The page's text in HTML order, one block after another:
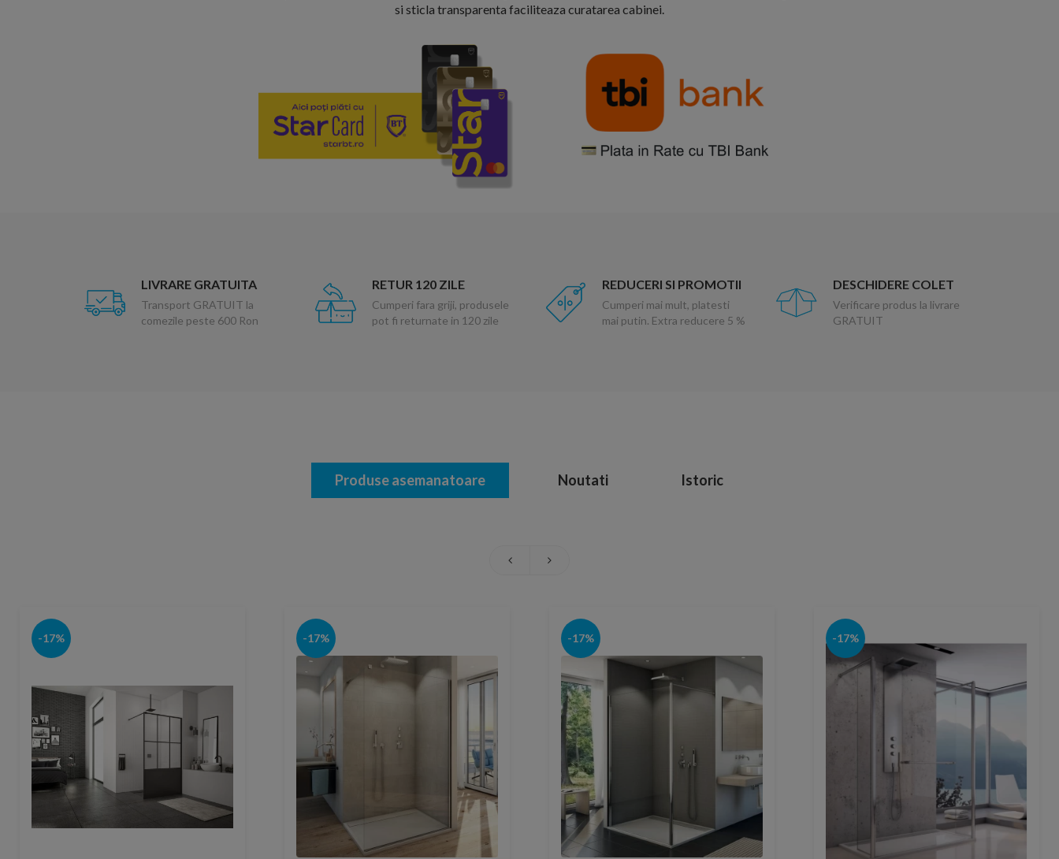
si sticla transparenta faciliteaza curatarea cabinei.
LIVRARE GRATUITA
Transport GRATUIT la
comezile peste 600 Ron
RETUR 120 ZILE
Cumperi fara griji, produsele
pot fi returnate in 120 zile
REDUCERI SI PROMOTII
Cumperi mai mult, platesti
mai putin. Extra reducere 5 %
DESCHIDERE COLET
Verificare produs la livrare
GRATUIT
Produse asemanatoare Noutati Istoric
-17% -17% -17% -17%